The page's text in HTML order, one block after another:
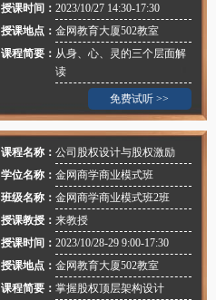
授课时间：2023/10/27 14:30-17:30
授课地点：金网教育大厦502教室
课程简要： 从身、⼼、灵的三个层⾯解
读
免费试听 >>
课程名称：公司股权设计与股权激励
学位名称：金网商学商业模式班
班级名称：金网商学商业模式班2班
授课教授：来教授
授课时间：2023/10/28-29 9:00-17:30
授课地点：金网教育大厦502教室
课程简要：掌握股权顶层架构设计